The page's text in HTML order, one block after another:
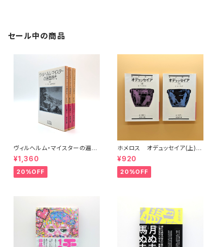
セール中の商品
ヴィルヘルム・マイスターの遍歴
時代 (上)(中)(下)（岩波文庫）
¥1,360
20%OFF
ホメロス オデュッセイア(上)
(下) （岩波文庫）
¥920
20%OFF